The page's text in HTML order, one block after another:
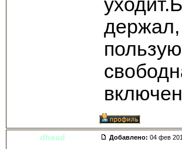
dhead Добавлено: 04 фев